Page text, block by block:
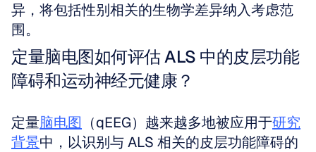
异，将包括性别相关的生物学差异纳入考虑范
围。
定量脑电图如何评估 ALS 中的皮层功能
障碍和运动神经元健康？
定量脑电图 （qEEG）越来越多地被应用于研究
背景中，以识别与 ALS 相关的皮层功能障碍的